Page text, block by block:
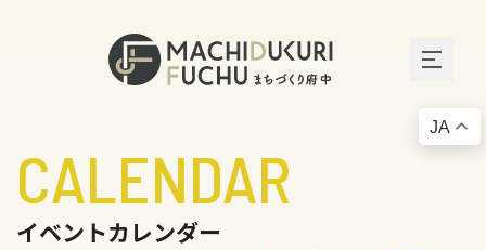
CALENDAR
イベントカレンダー
JA